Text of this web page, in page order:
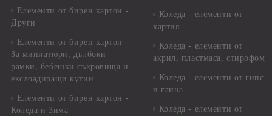
Елементи от бирен картон -
Други
Елементи от бирен картон -
За миниатюри, дълбоки
рамки, бебешки съкровища и
екслоадиращи кутии
Елементи от бирен картон -
Коледа и Зима
Коледа - елементи от
хартия
Коледа - елементи от
акрил, пластмаса, стирофом
Коледа - елементи от гипс
и глина
Коледа - елементи от